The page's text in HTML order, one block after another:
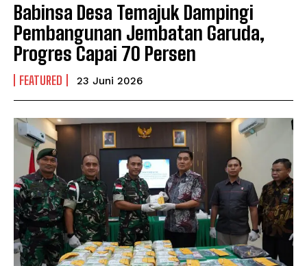
Babinsa Desa Temajuk Dampingi
Pembangunan Jembatan Garuda,
Progres Capai 70 Persen
FEATURED 23 Juni 2026